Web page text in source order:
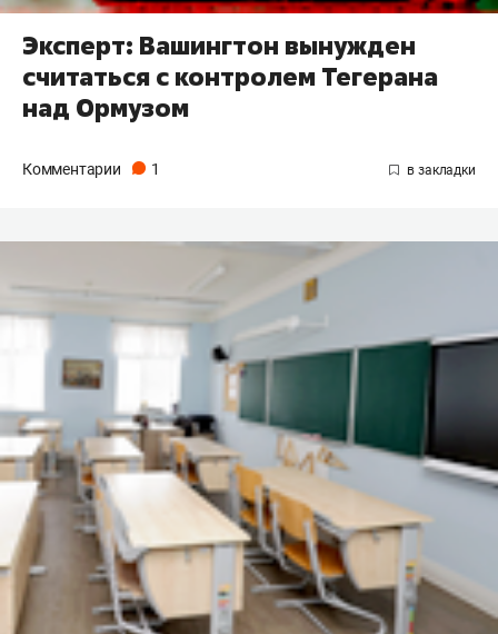
Эксперт: Вашингтон вынужден
считаться с контролем Тегерана
над Ормузом
Комментарии 1